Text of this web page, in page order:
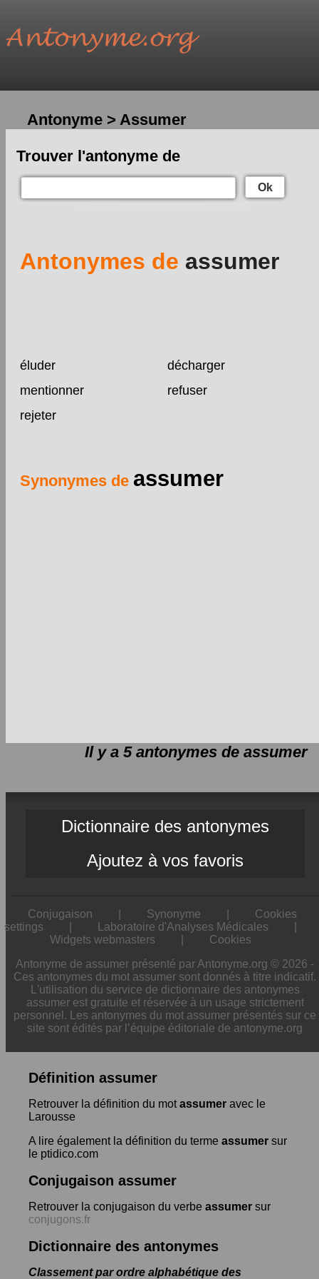
Antonyme > Assumer
Trouver l'antonyme de
Ok
Antonymes de assumer
éluder
décharger
mentionner
refuser
rejeter
Synonymes de assumer
Il y a 5 antonymes de assumer
Dictionnaire des antonymes
Ajoutez à vos favoris
Conjugaison Synonyme
Cookies
settings
Laboratoire d'Analyses Médicales
Widgets webmasters
Cookies
Antonyme de assumer présenté par Antonyme.org © 2026 -
Ces antonymes du mot assumer sont donnés à titre indicatif.
L'utilisation du service de dictionnaire des antonymes
assumer est gratuite et réservée à un usage strictement
personnel. Les antonymes du mot assumer présentés sur ce
site sont édités par l’équipe éditoriale de antonyme.org
Définition assumer
Retrouver la définition du motassumer avec le
Larousse
A lire également la définition du terme assumer sur
le ptidico.com
Conjugaison assumer
Retrouver la conjugaison du verbe assumer sur
conjugons.fr
Dictionnaire des antonymes
Classement par ordre alphabétique des